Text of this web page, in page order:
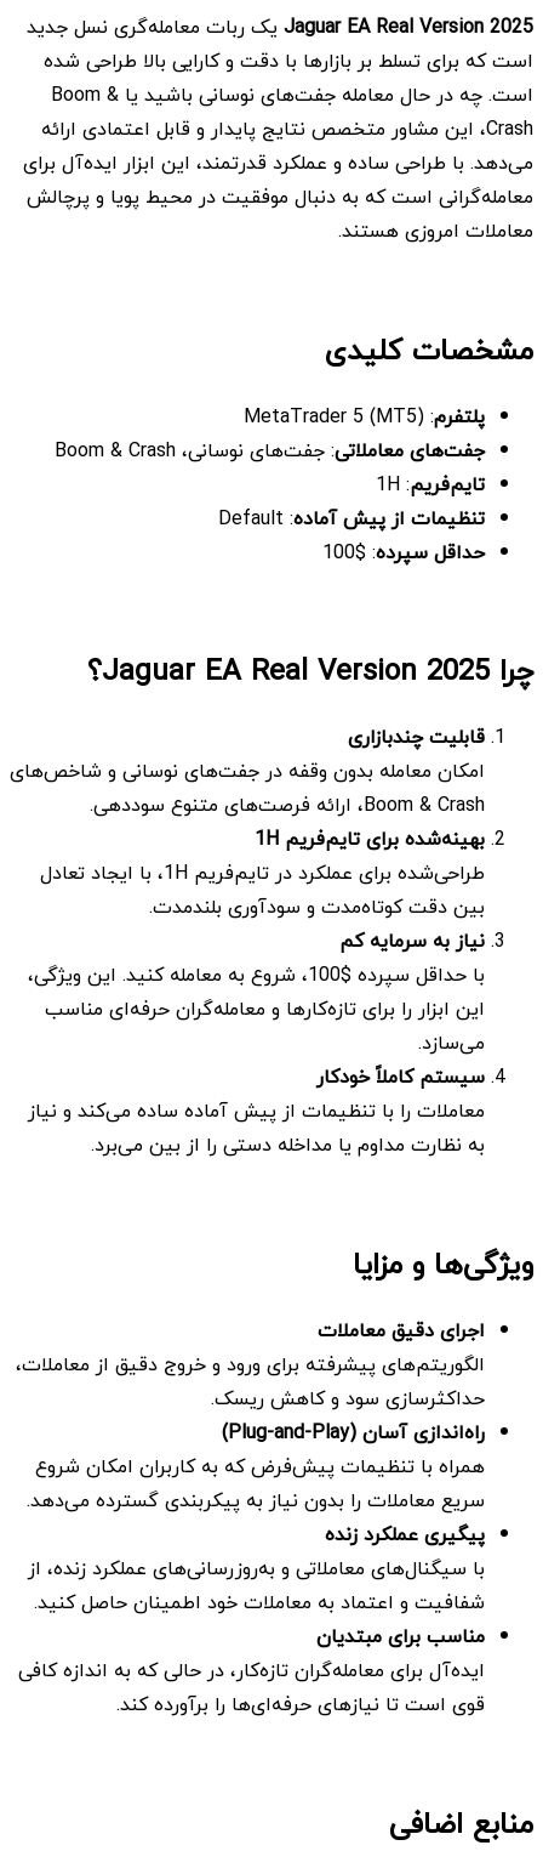
Jaguar EA Real Version 2025 یک ربات معامله‌گری نسل جدید
است که برای تسلط بر بازارها با دقت و کارایی بالا طراحی شده
است. چه در حال معامله جفت‌های نوسانی باشید یا Boom &
Crash، این مشاور متخصص نتایج پایدار و قابل اعتمادی ارائه
می‌دهد. با طراحی ساده و عملکرد قدرتمند، این ابزار ایده‌آل برای
معامله‌گرانی است که به دنبال موفقیت در محیط پویا و پرچالش
معاملات امروزی هستند.
مشخصات کلیدی
پلتفرم: MetaTrader 5 (MT5)
جفت‌های معاملاتی: جفت‌های نوسانی، Boom & Crash
تایم‌فریم: 1H
تنظیمات از پیش آماده: Default
حداقل سپرده: $100
چرا Jaguar EA Real Version 2025؟
قابلیت چندبازاری
امکان معامله بدون وقفه در جفت‌های نوسانی و شاخص‌های
Boom & Crash، ارائه فرصت‌های متنوع سوددهی.
بهینه‌شده برای تایم‌فریم 1 H
طراحی‌شده برای عملکرد در تایم‌فریم 1H، با ایجاد تعادل
بین دقت کوتاه‌مدت و سودآوری بلندمدت.
نیاز به سرمایه کم
با حداقل سپرده $100، شروع به معامله کنید. این ویژگی،
این ابزار را برای تازه‌کارها و معامله‌گران حرفه‌ای مناسب
می‌سازد.
سیستم کاملاً خودکار
معاملات را با تنظیمات از پیش آماده ساده می‌کند و نیاز
به نظارت مداوم یا مداخله دستی را از بین می‌برد.
ویژگی‌ها و مزایا
اجرای دقیق معاملات
الگوریتم‌های پیشرفته برای ورود و خروج دقیق از معاملات،
حداکثرسازی سود و کاهش ریسک.
راه‌اندازی آسان(Plug-and-Play)
همراه با تنظیمات پیش‌فرض که به کاربران امکان شروع
سریع معاملات را بدون نیاز به پیکربندی گسترده می‌دهد.
پیگیری عملکرد زنده
با سیگنال‌های معاملاتی و به‌روزرسانی‌های عملکرد زنده، از
شفافیت و اعتماد به معاملات خود اطمینان حاصل کنید.
مناسب برای مبتدیان
ایده‌آل برای معامله‌گران تازه‌کار، در حالی که به اندازه کافی
قوی است تا نیازهای حرفه‌ای‌ها را برآورده کند.
منابع اضافی